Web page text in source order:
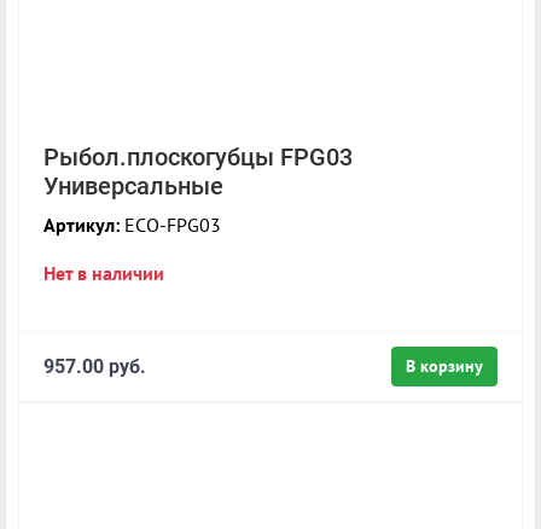
Рыбол.плоскогубцы FPG03
Универсальные
Артикул: ECO-FPG03
Нет в наличии
В корзину
957.00 руб.